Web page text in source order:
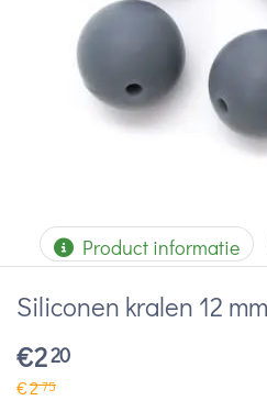
Product informatie
Siliconen kralen 12
€220
€275